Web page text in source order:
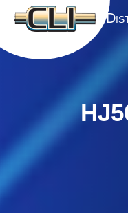
A CCUEIL D